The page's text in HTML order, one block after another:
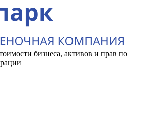
бизнеса, активов и прав по